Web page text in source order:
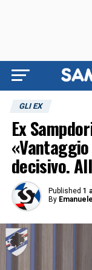
GLI EX
Ex
decisivo.
Published 1
By